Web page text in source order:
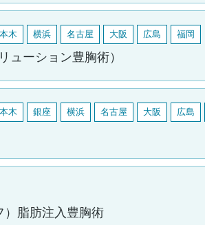
木 横浜 名古屋 大阪 広島 福岡
ューション豊胸術）
木 銀座 横浜 名古屋 大阪 広島
脂肪注入豊胸術